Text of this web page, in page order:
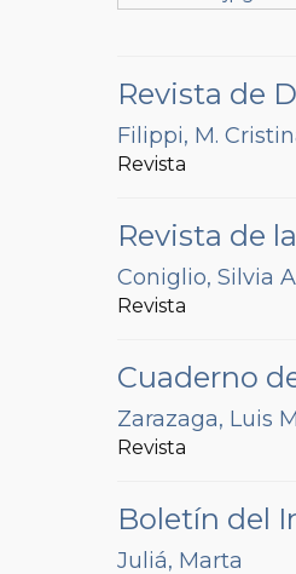
Revista de
Filippi, M.
Revista
Revista de
Coniglio, Silvia
Revista
Cuaderno
Zarazaga, Luis
Revista
Boletín del
Juliá, Marta